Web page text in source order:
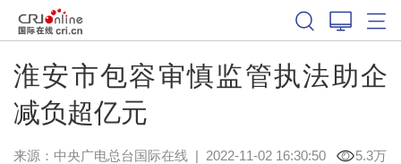
淮安市包容审慎监管执法助企
减负超亿元
来源：中央广电总台国际在线| 2022-11-02 16:30:50 5.3万